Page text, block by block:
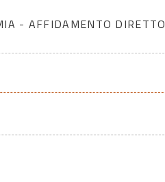
- AFFIDAMENTO DIRETTO